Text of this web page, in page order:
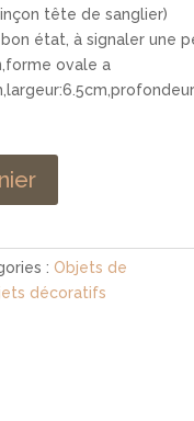
tête de sanglier)
état, à signaler une
ovale a
:Objets de
décoratifs